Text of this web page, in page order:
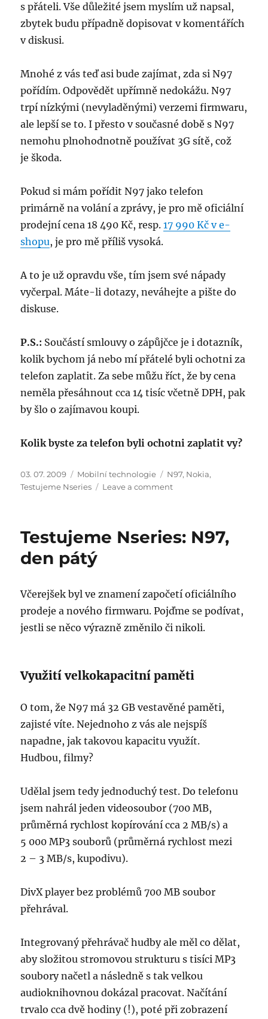
s přáteli. Vše důležité jsem myslím už napsal,
zbytek budu případně dopisovat v komentářích
v diskusi.
Mnohé z vás teď asi bude zajímat, zda si N97
pořídím. Odpovědět upřímně nedokážu. N97
trpí nízkými (nevyladěnými) verzemi firmwaru,
ale lepší se to. I přesto v současné době s N97
nemohu plnohodnotně používat 3G sítě, což
je škoda.
Pokud si mám pořídit N97 jako telefon
primárně na volání a zprávy, je pro mě oficiální
prodejní cena 18 490 Kč, resp.17 990 Kč v e-
shopu, je pro mě příliš vysoká.
A to je už opravdu vše, tím jsem své nápady
vyčerpal. Máte-li dotazy, neváhejte a pište do
diskuse.
P.S.: Součástí smlouvy o zápůjčce je i dotazník,
kolik bychom já nebo mí přátelé byli ochotni za
telefon zaplatit. Za sebe můžu říct, že by cena
neměla přesáhnout cca 14 tisíc včetně DPH, pak
by šlo o zajímavou koupi.
Kolik byste za telefon byli ochotni zaplatit vy?
Posted
on
03. 07. 2009 Categories
Mobilní technologie Tags
N97, Nokia,
Testujeme Nseries
Leave a commenton
den
Testujeme Nseries: N97,
den pátý
Včerejšek byl ve znamení započetí oficiálního
prodeje a nového firmwaru. Pojďme se podívat,
jestli se něco výrazně změnilo či nikoli.
Využití velkokapacitní paměti
O tom, že N97 má 32 GB vestavěné paměti,
zajisté víte. Nejednoho z vás ale nejspíš
napadne, jak takovou kapacitu využít.
Hudbou, filmy?
Udělal jsem tedy jednoduchý test. Do telefonu
jsem nahrál jeden videosoubor (700 MB,
průměrná rychlost kopírování cca 2 MB/s) a
5 000 MP3 souborů (průměrná rychlost mezi
2 – 3 MB/s, kupodivu).
DivX player bez problémů 700 MB soubor
přehrával.
Integrovaný přehrávač hudby ale měl co dělat,
aby složitou stromovou strukturu s tisíci MP3
soubory načetl a následně s tak velkou
audioknihovnou dokázal pracovat. Načítání
trvalo cca dvě hodiny (!), poté při zobrazení